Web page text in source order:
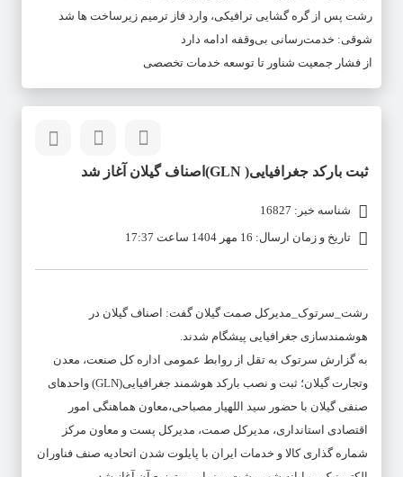
رشت پس از گره گشایی ترافیکی، وارد فاز ترمیم زیرساخت ها شد
شوقی: خدمت‌رسانی بی‌وقفه ادامه دارد
از فشار جمعیت شناور تا توسعه خدمات تخصصی
ثبت بارکد جغرافیایی( GLN)اصناف گیلان آغاز شد
شناسه خبر: 16827
تاریخ و زمان ارسال: 16 مهر 1404 ساعت 17:37
رشت_سرتوک_مدیرکل صمت گیلان گفت: اصناف گیلان در
هوشمندسازی جغرافیایی پیشگام شدند.
به گزارش سرتوک به تقل از روابط عمومی اداره کل صنعت، معدن
وتجارت گیلان؛ ثبت و نصب بارکد هوشمند جغرافیایی(GLN) واحدهای
صنفی گیلان با حضور سید اللهیار مصباحی،معاون هماهنگی امور
اقتصادی استانداری، مدیرکل صمت، مدیرکل پست و معاون مرکز
شماره گذاری کالا و خدمات ایران با پایلوت شدن اتحادیه صنف فناوران